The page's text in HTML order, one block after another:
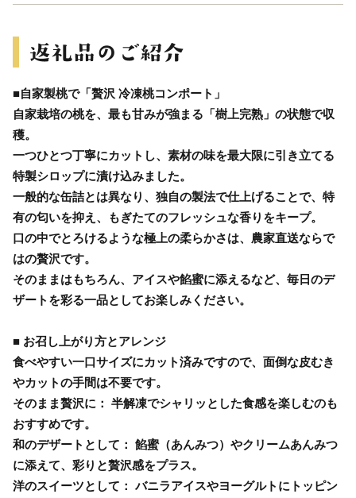
■自家製桃で「贅沢 冷凍桃コンポート」
自家栽培の桃を、最も甘みが強まる「樹上完熟」の状態で収
穫。
一つひとつ丁寧にカットし、素材の味を最大限に引き立てる
特製シロップに漬け込みました。
一般的な缶詰とは異なり、独自の製法で仕上げることで、特
有の匂いを抑え、もぎたてのフレッシュな香りをキープ。
口の中でとろけるような極上の柔らかさは、農家直送ならで
はの贅沢です。
そのままはもちろん、アイスや餡蜜に添えるなど、毎日のデ
ザートを彩る一品としてお楽しみください。
■ お召し上がり方とアレンジ
食べやすい一口サイズにカット済みですので、面倒な皮むき
やカットの手間は不要です。
そのまま贅沢に： 半解凍でシャリッとした食感を楽しむのも
おすすめです。
和のデザートとして： 餡蜜（あんみつ）やクリームあんみつ
に添えて、彩りと贅沢感をプラス。
洋のスイーツとして： バニラアイスやヨーグルトにトッピン